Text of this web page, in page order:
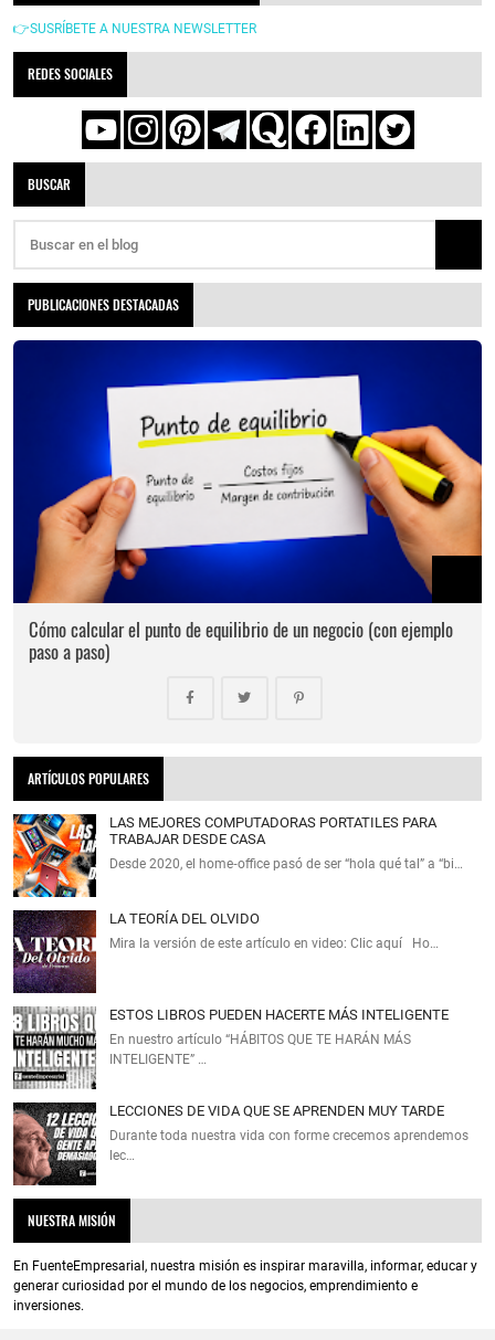
👉SUSRÍBETE A NUESTRA NEWSLETTER
REDES SOCIALES
BUSCAR
PUBLICACIONES DESTACADAS
Cómo calcular el punto de equilibrio de un negocio (con ejemplo
paso a paso)
ARTÍCULOS POPULARES
LAS MEJORES COMPUTADORAS PORTATILES PARA
TRABAJAR DESDE CASA
Desde 2020, el home‑office pasó de ser “hola qué tal” a “bi…
LA TEORÍA DEL OLVIDO
Mira la versión de este artículo en video: Clic aquí Ho…
ESTOS LIBROS PUEDEN HACERTE MÁS INTELIGENTE
En nuestro artículo “HÁBITOS QUE TE HARÁN MÁS
INTELIGENTE” …
LECCIONES DE VIDA QUE SE APRENDEN MUY TARDE
Durante toda nuestra vida con forme crecemos aprendemos
lec…
NUESTRA MISIÓN
En FuenteEmpresarial, nuestra misión es inspirar maravilla, informar, educar y
generar curiosidad por el mundo de los negocios, emprendimiento e
inversiones.